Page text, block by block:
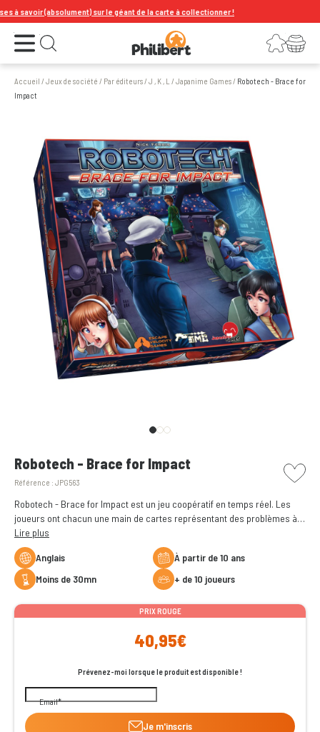
savoir (absolument) sur le géant de la carte à collectionner !
Ouvrir le menu Ouvrir la recherche Connexion
Votre panier
Accueil /Jeux de société / Par éditeurs/J , K , L /Japanime Games/ Robotech - Brace for
Impact
Robotech - Brace for Impact
Référence : JPG563
picto
Robotech - Brace for Impact est un jeu coopératif en temps réel. Les
joueurs ont chacun une main de cartes représentant des problèmes à
résoudre. Cependant, ils doivent travailler avec au moins un autre
membre de l'équipage pour mener à bien leurs actions
Lire plus
Anglais
à partir de 10 ans
moins de 30mn
+ de 10 joueurs
PRIX ROUGE
40,95€
Prévenez-moi lorsque le produit est disponible !
Email
Je m'inscris